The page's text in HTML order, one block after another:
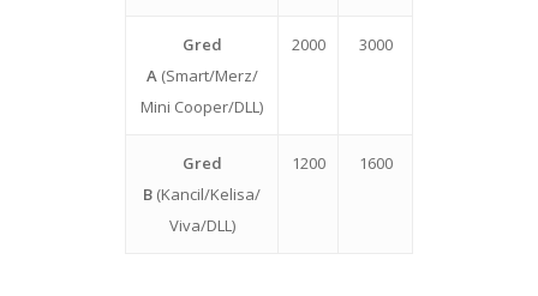
Gred
A (Smart/Merz/
Mini Cooper/DLL)
2000 3000
Gred
B (Kancil/Kelisa/
Viva/DLL)
1200 1600